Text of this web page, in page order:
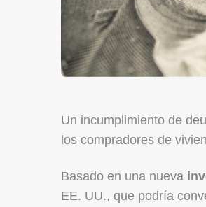
Un incumplimiento de
los compradores de
Basado en una nueva
EE. UU., que podría